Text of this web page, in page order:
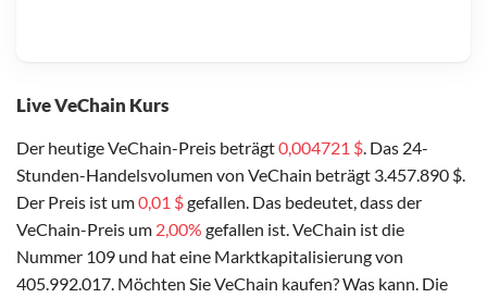
Live VeChain Kurs
Der heutige VeChain-Preis beträgt0,004721 $. Das 24-
Stunden-Handelsvolumen von VeChain beträgt 3.457.890 $.
Der Preis ist um0,01 $gefallen. Das bedeutet, dass der
VeChain-Preis um 2,00% gefallen ist. VeChain ist die
Nummer 109 und hat eine Marktkapitalisierung von
405.992.017. Möchten Sie VeChain kaufen? Was kann. Die